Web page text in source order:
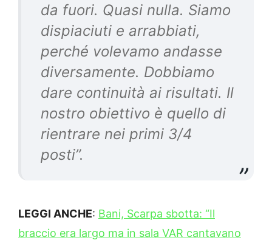
da fuori. Quasi nulla. Siamo
dispiaciuti e arrabbiati,
perché volevamo andasse
diversamente. Dobbiamo
dare continuità ai risultati. Il
nostro obiettivo è quello di
rientrare nei primi 3/4
posti”.
LEGGI ANCHE: Bani, Scarpa sbotta: “Il
braccio era largo ma in sala VAR cantavano